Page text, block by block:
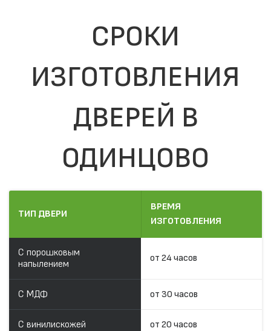
СРОКИ
ИЗГОТОВЛЕНИЯ
ДВЕРЕЙ В
ОДИНЦОВО
ТИП ДВЕРИ
ВРЕМЯ
ИЗГОТОВЛЕНИЯ
С порошковым
напылением
от 24 часов
С МДФ от 30 часов
С винилискожей от 20 часов